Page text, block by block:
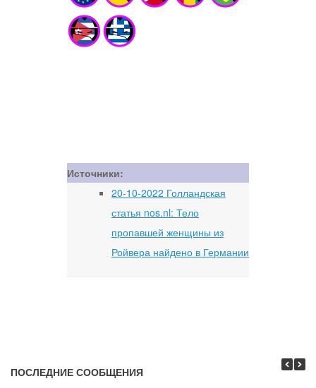
Источники:
20-10-2022 Голландская
статья nos.nl: Тело
пропавшей женщины из
Ройвера найдено в Германии
ПОСЛЕДНИЕ СООБЩЕНИЯ